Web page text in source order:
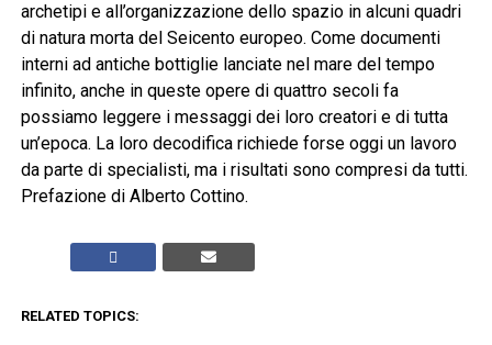
archetipi e all’organizzazione dello spazio in alcuni quadri
di natura morta del Seicento europeo. Come documenti
interni ad antiche bottiglie lanciate nel mare del tempo
infinito, anche in queste opere di quattro secoli fa
possiamo leggere i messaggi dei loro creatori e di tutta
un’epoca. La loro decodifica richiede forse oggi un lavoro
da parte di specialisti, ma i risultati sono compresi da tutti.
Prefazione di Alberto Cottino.
RELATED TOPICS: